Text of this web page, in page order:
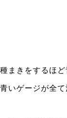
種まきをするほど
青いゲージが全て